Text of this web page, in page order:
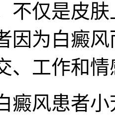
不仅是皮
因为白癜
、工作和
癜风患者